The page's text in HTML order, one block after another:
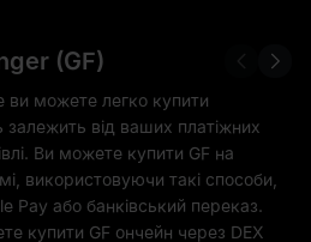
(GF)
ви можете легко купити
залежить від ваших платіжних
Ви можете купити GF на
використовуючи такі способи,
Pay або банківський переказ.
купити GF ончейн через DEX